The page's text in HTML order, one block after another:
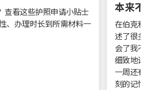
查看这些护照申请小贴士
办理时长到所需材料一
本来
在伯克
述了很
会了我
细致地
一周还
刻的记